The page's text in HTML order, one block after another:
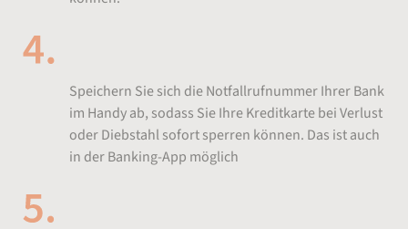
Speichern Sie sich die Notfallrufnummer Ihrer Bank
im Handy ab, sodass Sie Ihre Kreditkarte bei Verlust
oder Diebstahl sofort sperren können. Das ist auch
in der Banking-App möglich